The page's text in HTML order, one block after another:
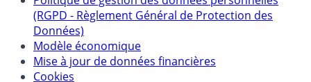
Collecte avis internautes
Politique de gestion des données personnelles
(RGPD - Règlement Général de Protection des
Données)
Modèle économique